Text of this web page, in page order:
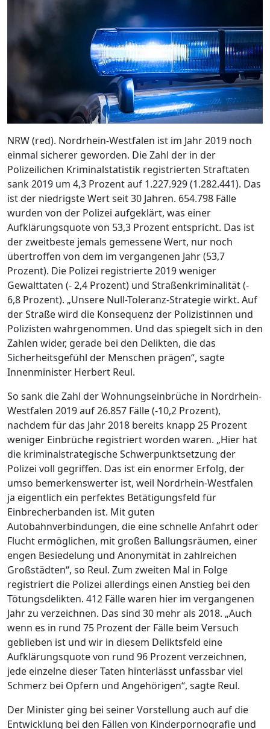
NRW (red). Nordrhein-Westfalen ist im Jahr 2019 noch
einmal sicherer geworden. Die Zahl der in der
Polizeilichen Kriminalstatistik registrierten Straftaten
sank 2019 um 4,3 Prozent auf 1.227.929 (1.282.441). Das
ist der niedrigste Wert seit 30 Jahren. 654.798 Fälle
wurden von der Polizei aufgeklärt, was einer
Aufklärungsquote von 53,3 Prozent entspricht. Das ist
der zweitbeste jemals gemessene Wert, nur noch
übertroffen von dem im vergangenen Jahr (53,7
Prozent). Die Polizei registrierte 2019 weniger
Gewalttaten (- 2,4 Prozent) und Straßenkriminalität (-
6,8 Prozent). „Unsere Null-Toleranz-Strategie wirkt. Auf
der Straße wird die Konsequenz der Polizistinnen und
Polizisten wahrgenommen. Und das spiegelt sich in den
Zahlen wider, gerade bei den Delikten, die das
Sicherheitsgefühl der Menschen prägen“, sagte
Innenminister Herbert Reul.
So sank die Zahl der Wohnungseinbrüche in Nordrhein-
Westfalen 2019 auf 26.857 Fälle (-10,2 Prozent),
nachdem für das Jahr 2018 bereits knapp 25 Prozent
weniger Einbrüche registriert worden waren. „Hier hat
die kriminalstrategische Schwerpunktsetzung der
Polizei voll gegriffen. Das ist ein enormer Erfolg, der
umso bemerkenswerter ist, weil Nordrhein-Westfalen
ja eigentlich ein perfektes Betätigungsfeld für
Einbrecherbanden ist. Mit guten
Autobahnverbindungen, die eine schnelle Anfahrt oder
Flucht ermöglichen, mit großen Ballungsräumen, einer
engen Besiedelung und Anonymität in zahlreichen
Großstädten“, so Reul. Zum zweiten Mal in Folge
registriert die Polizei allerdings einen Anstieg bei den
Tötungsdelikten. 412 Fälle waren hier im vergangenen
Jahr zu verzeichnen. Das sind 30 mehr als 2018. „Auch
wenn es in rund 75 Prozent der Fälle beim Versuch
geblieben ist und wir in diesem Deliktsfeld eine
Aufklärungsquote von rund 96 Prozent verzeichnen,
jede einzelne dieser Taten hinterlässt unfassbar viel
Schmerz bei Opfern und Angehörigen“, sagte Reul.
Der Minister ging bei seiner Vorstellung auch auf die
Entwicklung bei den Fällen von Kinderpornografie und